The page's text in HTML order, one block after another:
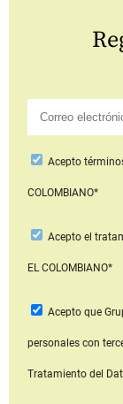
Acepto
COLOMBIANO*
Acepto el
EL COLOMBIANO*
Acepto que
personales con
Tratamiento del